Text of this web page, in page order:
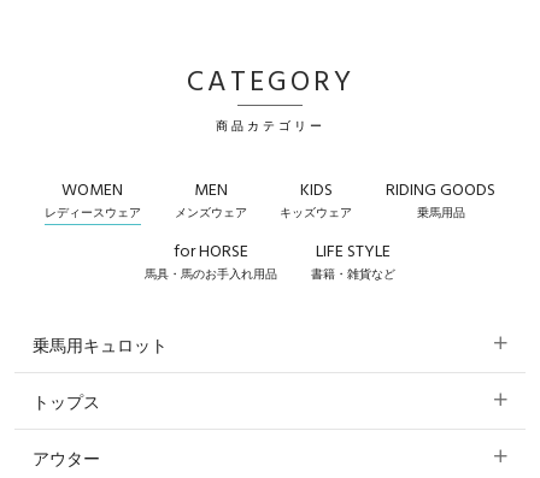
CATEGORY
商品カテゴリー
WOMEN
レディースウェア
MEN
メンズウェア
KIDS
キッズウェア
RIDING GOODS
乗馬用品
for HORSE
馬具・馬のお手入れ用品
LIFE STYLE
書籍・雑貨など
乗馬用キュロット
すべてのキュロット
フルグリップ・尻革 キュロット
トップス
すべてのトップス
アウター